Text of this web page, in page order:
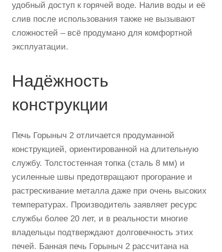
удобный доступ к горячей воде. Налив воды и её
слив после использования также не вызывают
сложностей – всё продумано для комфортной
эксплуатации.
Надёжность
конструкции
Печь Горыныч 2 отличается продуманной
конструкцией, ориентированной на длительную
службу. Толстостенная топка (сталь 8 мм) и
усиленные швы предотвращают прогорание и
растрескивание металла даже при очень высоких
температурах. Производитель заявляет ресурс
службы более 20 лет, и в реальности многие
владельцы подтверждают долговечность этих
печей. Банная печь Горыныч 2 рассчитана на